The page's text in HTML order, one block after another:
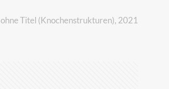
ohne Titel (Knochenstrukturen), 2021